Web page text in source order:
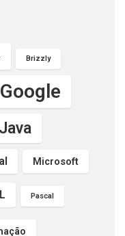
Brizzly
Google
Java
Microsoft
Pascal